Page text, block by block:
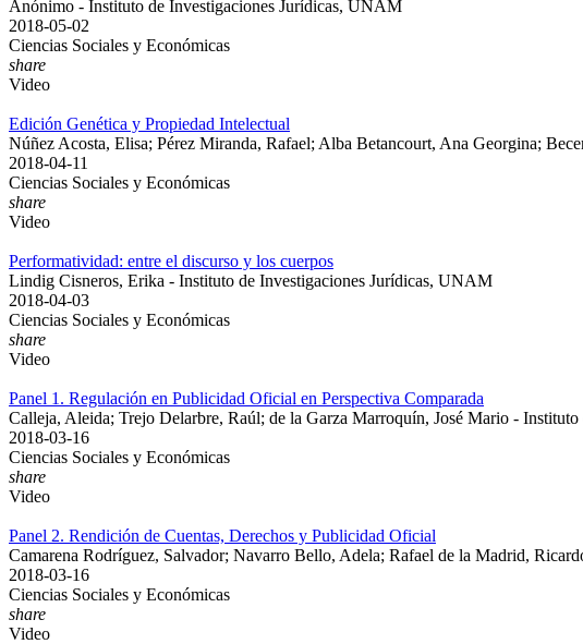
Anónimo - Instituto de Investigaciones Jurídicas, UNAM
2018-05-02
Ciencias Sociales y Económicas
share
Video
Edición Genética y Propiedad Intelectual
Núñez Acosta, Elisa; Pérez Miranda, Rafael; Alba Betancourt, Ana Georgina;
2018-04-11
Ciencias Sociales y Económicas
share
Video
Performatividad: entre el discurso y los cuerpos
Lindig Cisneros, Erika - Instituto de Investigaciones Jurídicas, UNAM
2018-04-03
Ciencias Sociales y Económicas
share
Video
Panel 1. Regulación en Publicidad Oficial en Perspectiva Comparada
Calleja, Aleida; Trejo Delarbre, Raúl; de la Garza Marroquín, José Mario -
2018-03-16
Ciencias Sociales y Económicas
share
Video
Panel 2. Rendición de Cuentas, Derechos y Publicidad Oficial
Camarena Rodríguez, Salvador; Navarro Bello, Adela; Rafael de la Madrid,
2018-03-16
Ciencias Sociales y Económicas
share
Video